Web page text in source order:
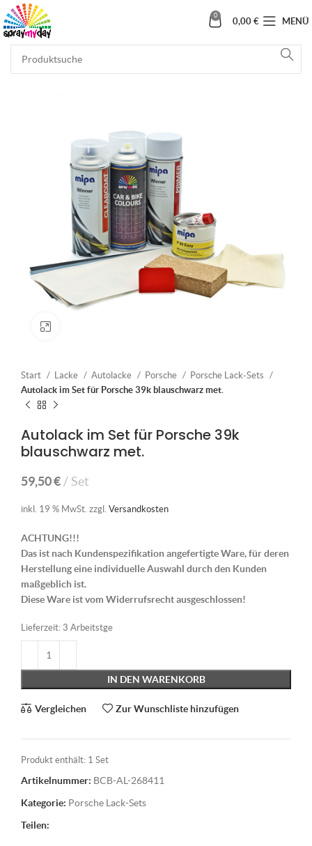
0
0,00 € MENÜ
Start Lacke Autolacke Porsche
Porsche Lack-Sets
Autolack im Set für Porsche 39k blauschwarz met.
Autolack im Set für Porsche 39k
blauschwarz met.
59,50€ Set
inkl. 19 % MwSt. zzgl. Versandkosten
ACHTUNG!!!
Das ist nach Kundenspezifikation angefertigte Ware, für deren
Herstellung eine individuelle Auswahl durch den Kunden
maßgeblich ist.
Diese Ware ist vom Widerrufsrecht ausgeschlossen!
Lieferzeit: 3 Arbeitstge
IN DEN WARENKORB
Vergleichen Zur Wunschliste hinzufügen
Produkt enthält: 1 Set
Artikelnummer: BCB-AL-268411
Kategorie: Porsche Lack-Sets
Teilen: